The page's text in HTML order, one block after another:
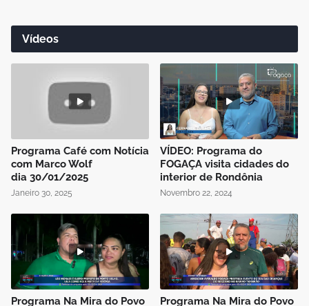
Vídeos
Programa Café com Notícia
com Marco Wolf
dia 30/01/2025
Janeiro 30, 2025
VÍDEO: Programa do
FOGAÇA visita cidades do
interior de Rondônia
Novembro 22, 2024
Programa Na Mira do Povo Programa Na Mira do Povo